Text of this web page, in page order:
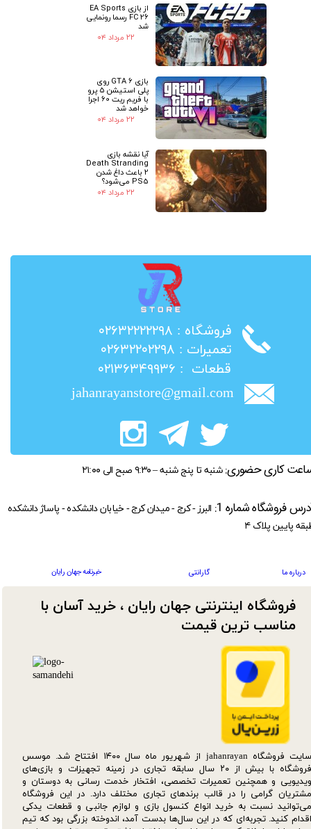
از بازی EA Sports
FC 26 رسما رونمایی
شد
۲۲ مرداد ۰۴
بازی GTA 6 روی
پلی استیشن 5 پرو
با فریم ریت 60 اجرا
خواهد شد
۲۲ مرداد ۰۴
آیا نقشه بازی
Death Stranding
2 باعث داغ شدن
PS5 می‌شود؟
۲۲ مرداد ۰۴
​فروشگاه : ۰۲۶۳۲۲۲۲۲۹۸
​تعمیرات : ۰۲۶۳۲۲۰۲۲۹۸
​قطعات : ۰۲۱۳۶۳۴۹۹۳۶
jahanrayanstore@gmail.com
سایت فروشگاه jahanrayan از شهریور ماه سال ۱۴۰۰ افتتاح شد. موسس
فروشگاه با بیش از ۲۰ سال سابقه تجاری در زمینه تجهیزات و بازی‌های
ویدیویی و همچنین تعمیرات تخصصی، افتخار خدمت رسانی به دوستان و
مشتریان گرامی را در قالب برندهای تجاری مختلف دارد. در این فروشگاه
می‌توانید نسبت به خرید انواع کنسول بازی و لوازم جانبی و قطعات یدکی‌
اقدام کنید. تجربه‌ای که در این سال‌ها بدست آمد، اندوخته بزرگی بود که تیم
فروشگاه اینترنتی جهان رایان ، خرید آسان با
مناسب ترین قیمت​​​​​​​
کاری حضوری: شنبه تا پنج شنبه – ۹:۳۰ صبح الی ۲۱:۰۰
درباره ما گارانتی خبرنامه جهان رایان
فروشگاه شماره 1:
البرز - کرج - میدان کرج - خیابان دانشکده - پاساژ دانشکده
پایین پلاک ۴